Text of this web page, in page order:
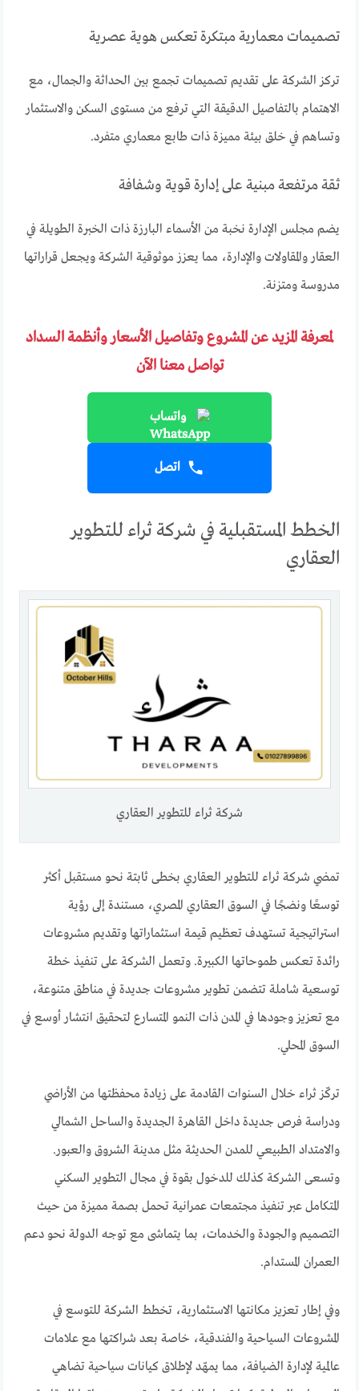
تصميمات معمارية مبتكرة تعكس هوية عصرية
تركز الشركة على تقديم تصميمات تجمع بين الحداثة والجمال، مع
الاهتمام بالتفاصيل الدقيقة التي ترفع من مستوى السكن والاستثمار
وتساهم في خلق بيئة مميزة ذات طابع معماري متفرد.
ثقة مرتفعة مبنية على إدارة قوية وشفافة
يضم مجلس الإدارة نخبة من الأسماء البارزة ذات الخبرة الطويلة في
العقار والمقاولات والإدارة، مما يعزز موثوقية الشركة ويجعل قراراتها
مدروسة ومتزنة.
لمعرفة المزيد عن المشروع وتفاصيل الأسعار وأنظمة السداد
تواصل معنا الآن
واتساب
اتصل
الخطط المستقبلية في شركة ثراء للتطوير
العقاري
شركة ثراء للتطوير العقاري
تمضي شركة ثراء للتطوير العقاري بخطى ثابتة نحو مستقبل أكثر
توسعًا ونضجًا في السوق العقاري المصري، مستندة إلى رؤية
استراتيجية تستهدف تعظيم قيمة استثماراتها وتقديم مشروعات
رائدة تعكس طموحاتها الكبيرة. وتعمل الشركة على تنفيذ خطة
توسعية شاملة تتضمن تطوير مشروعات جديدة في مناطق متنوعة،
مع تعزيز وجودها في المدن ذات النمو المتسارع لتحقيق انتشار أوسع في
السوق المحلي.
تركّز ثراء خلال السنوات القادمة على زيادة محفظتها من الأراضي
ودراسة فرص جديدة داخل القاهرة الجديدة والساحل الشمالي
والامتداد الطبيعي للمدن الحديثة مثل مدينة الشروق والعبور.
وتسعى الشركة كذلك للدخول بقوة في مجال التطوير السكني
المتكامل عبر تنفيذ مجتمعات عمرانية تحمل بصمة مميزة من حيث
التصميم والجودة والخدمات، بما يتماشى مع توجه الدولة نحو دعم
العمران المستدام.
وفي إطار تعزيز مكانتها الاستثمارية، تخطط الشركة للتوسع في
المشروعات السياحية والفندقية، خاصة بعد شراكتها مع علامات
عالمية لإدارة الضيافة، مما يمهّد لإطلاق كيانات سياحية تضاهي